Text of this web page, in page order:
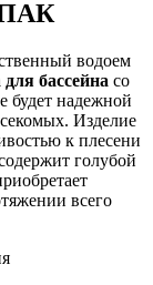
водоем
бассейна со
будет надежной
Изделие
к плесени
голубой
всего